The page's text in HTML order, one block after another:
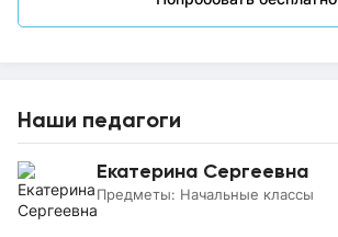
Наши педагоги
Екатерина Сергеевна
Предметы: Начальные классы